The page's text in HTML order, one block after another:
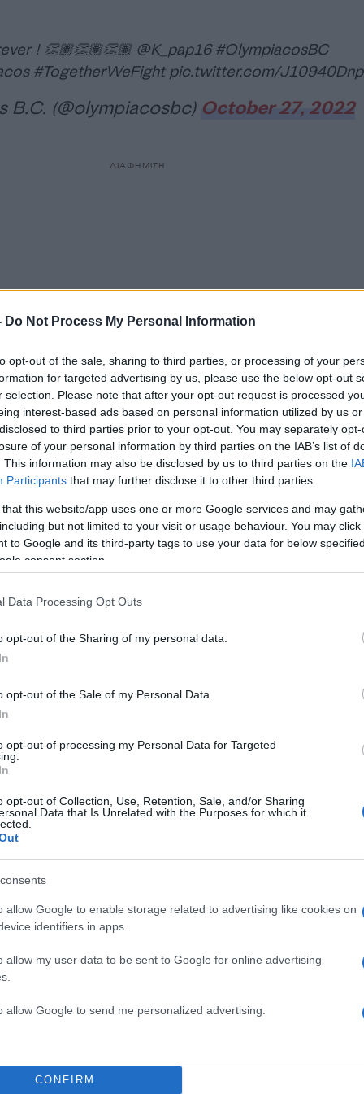
Do Not Process My Personal Information
opt-out of the sale, sharing to third parties, or processing of your
for targeted advertising by us, please use the below opt-out
selection. Please note that after your opt-out request is processed
interest-based ads based on personal information utilized by us
to third parties prior to your opt-out. You may separately
of your personal information by third parties on the IAB’s list of
This information may also be disclosed by us to third parties on the
Participants that may further disclose it to other third parties.
that this website/app uses one or more Google services and may
but not limited to your visit or usage behaviour. You may
to Google and its third-party tags to use your data for below
consent section.
Data Processing Opt Outs
opt-out of the Sharing of my personal data.
opt-out of the Sale of my Personal Data.
opt-out of processing my Personal Data for Targeted
opt-out of Collection, Use, Retention, Sale, and/or Sharing
Data that Is Unrelated with the Purposes for which it
allow Google to enable storage related to advertising like cookies on
identifiers in apps.
allow my user data to be sent to Google for online advertising
allow Google to send me personalized advertising.
CONFIRM
! 👏🏽👏🏽👏🏽 @K_pap16 #OlympiacosBC
#TogetherWeFight pic.twitter.com/
B.C. (@olympiacosbc) October 27, 2022
ΔΙΑΦΗΜΙΣΗ
Σχολίασε εδώ
2000 /
από reCAPTCHA, ισχύουν
Αθλητικά
ΟΛΥΜΠΙΑΚΟΣ
ΠΑΠΑΝΙΚΟΛΑΟΥ
Share:
για όλη την ειδησεογραφία και τατελευταία νέατης
στην Αράχωβα
της Βρετανίδας
Πιο
193 Μητσοτάκης
διασύνδεση